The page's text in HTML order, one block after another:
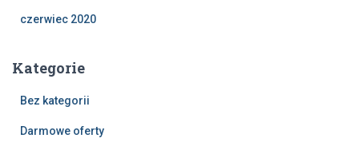
czerwiec 2020
Kategorie
Bez kategorii
Darmowe oferty